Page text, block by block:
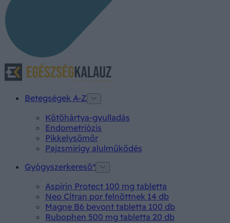
Betegségek A-Z
Kötőhártya-gyulladás
Endometriózis
Pikkelysömör
Pajzsmirigy alulműködés
Gyógyszerkereső*
Aspirin Protect 100 mg tabletta
Neo Citran por felnőttnek 14 db
Magne B6 bevont tabletta 100 db
Rubophen 500 mg tabletta 20 db